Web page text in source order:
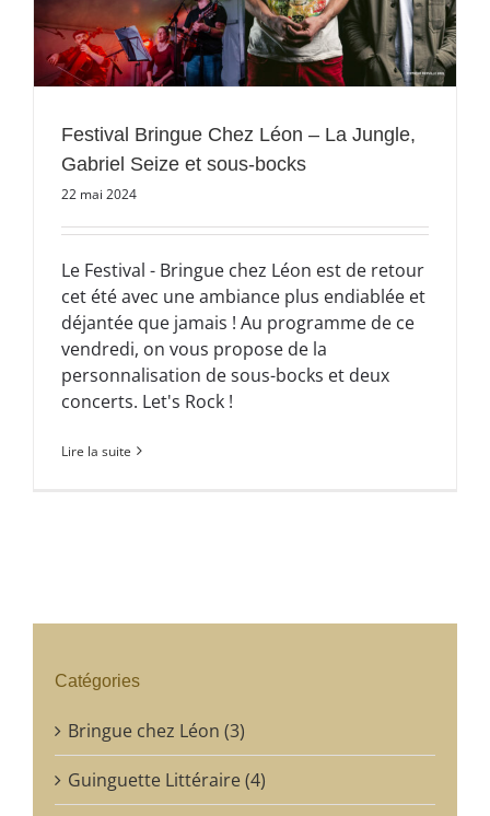
Festival Bringue Chez Léon – La Jungle,
Gabriel Seize et sous-bocks
22 mai 2024
Le Festival - Bringue chez Léon est de retour
cet été avec une ambiance plus endiablée et
déjantée que jamais ! Au programme de ce
vendredi, on vous propose de la
personnalisation de sous-bocks et deux
concerts. Let's Rock !
Lire la suite
Catégories
Bringue chez Léon (3)
Guinguette Littéraire (4)